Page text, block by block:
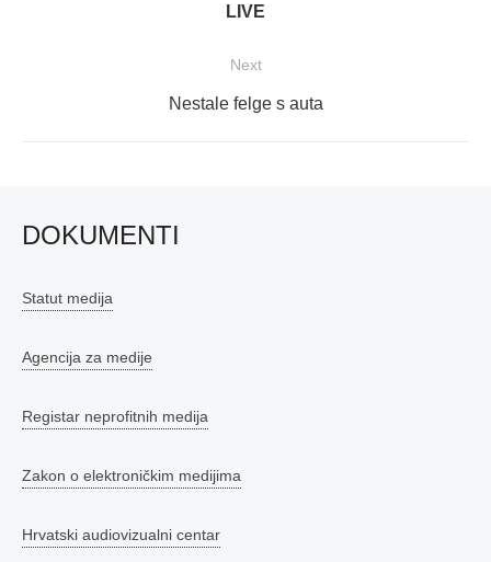
LIVE
Next
Next
Nestale felge s auta
DOKUMENTI
Statut medija
Agencija za medije
Registar neprofitnih medija
Zakon o elektroničkim medijima
Hrvatski audiovizualni centar